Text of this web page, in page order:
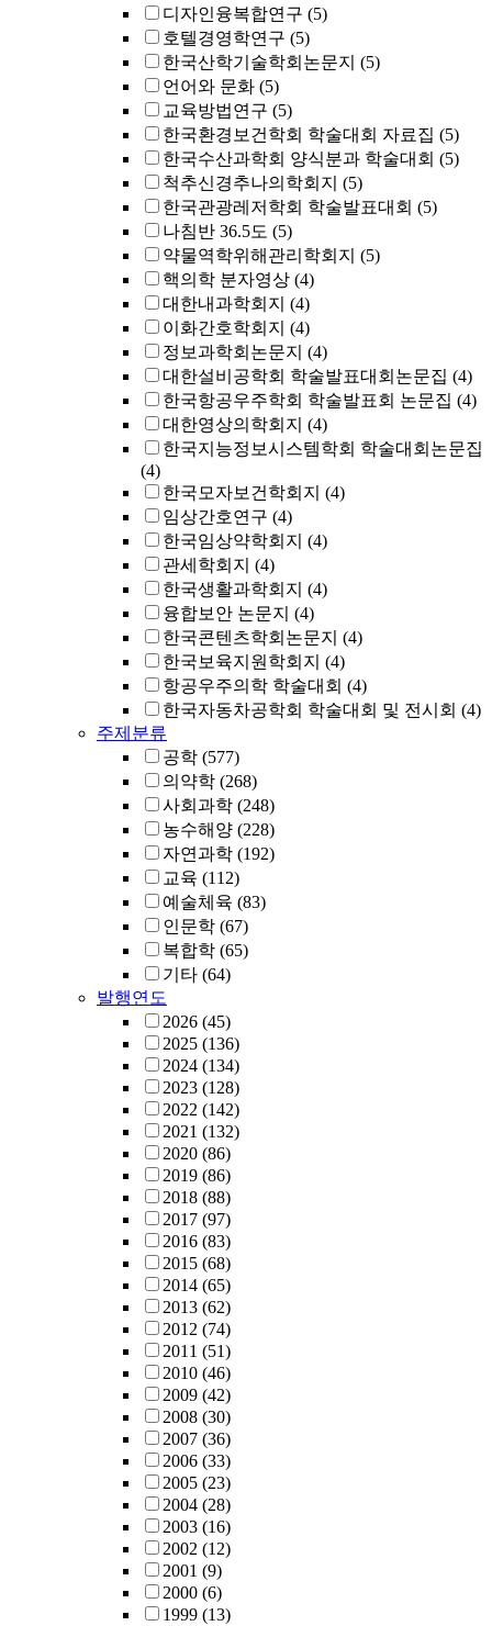
디자인융복합연구 (5)
호텔경영학연구 (5)
한국산학기술학회논문지 (5)
언어와 문화 (5)
교육방법연구 (5)
한국환경보건학회 학술대회 자료집 (5)
한국수산과학회 양식분과 학술대회 (5)
척추신경추나의학회지 (5)
한국관광레저학회 학술발표대회 (5)
나침반 36.5도 (5)
약물역학위해관리학회지 (5)
핵의학 분자영상 (4)
대한내과학회지 (4)
이화간호학회지 (4)
정보과학회논문지 (4)
대한설비공학회 학술발표대회논문집 (4)
한국항공우주학회 학술발표회 논문집 (4)
대한영상의학회지 (4)
한국지능정보시스템학회 학술대회논문집
(4)
한국모자보건학회지 (4)
임상간호연구 (4)
한국임상약학회지 (4)
관세학회지 (4)
한국생활과학회지 (4)
융합보안 논문지 (4)
한국콘텐츠학회논문지 (4)
한국보육지원학회지 (4)
항공우주의학 학술대회 (4)
한국자동차공학회 학술대회 및 전시회 (4)
주제분류
공학 (577)
의약학 (268)
사회과학 (248)
농수해양 (228)
자연과학 (192)
교육 (112)
예술체육 (83)
인문학 (67)
복합학 (65)
기타 (64)
발행연도
2026 (45)
2025 (136)
2024 (134)
2023 (128)
2022 (142)
2021 (132)
2020 (86)
2019 (86)
2018 (88)
2017 (97)
2016 (83)
2015 (68)
2014 (65)
2013 (62)
2012 (74)
2011 (51)
2010 (46)
2009 (42)
2008 (30)
2007 (36)
2006 (33)
2005 (23)
2004 (28)
2003 (16)
2002 (12)
2001 (9)
2000 (6)
1999 (13)